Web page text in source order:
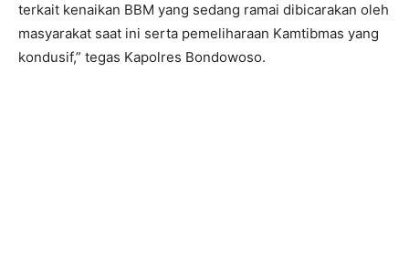
terkait kenaikan BBM yang sedang ramai dibicarakan oleh
masyarakat saat ini serta pemeliharaan Kamtibmas yang
kondusif,” tegas Kapolres Bondowoso.